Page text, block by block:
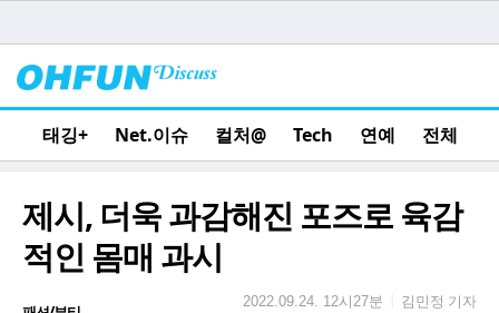
태깅+ Net.이슈 컬처@ Tech 연예 전체
제시, 더욱 과감해진 포즈로 육감
적인 몸매 과시
2022.09.24. 12시27분 김민정 기자